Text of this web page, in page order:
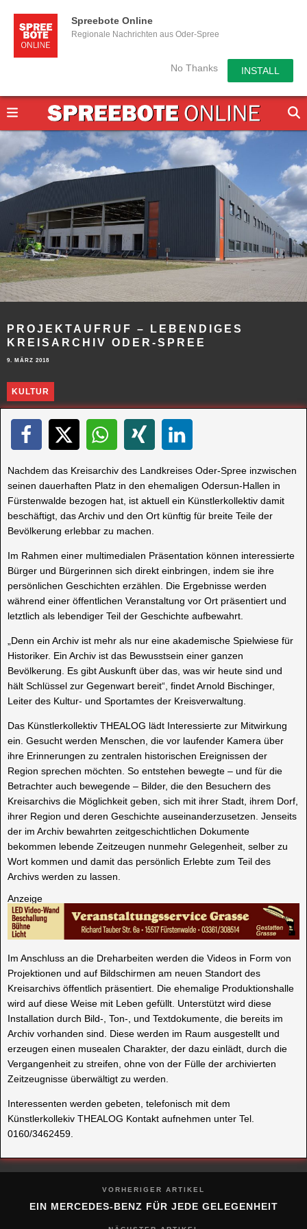
Spreebote Online
Regionale Nachrichten aus Oder-Spree
No Thanks INSTALL
PROJEKTAUFRUF – LEBENDIGES
KREISARCHIV ODER-SPREE
9. MÄRZ 2018
KULTUR
Nachdem das Kreisarchiv des Landkreises Oder-Spree inzwischen
seinen dauerhaften Platz in den ehemaligen Odersun-Hallen in
Fürstenwalde bezogen hat, ist aktuell ein Künstlerkollektiv damit
beschäftigt, das Archiv und den Ort künftig für breite Teile der
Bevölkerung erlebbar zu machen.
Im Rahmen einer multimedialen Präsentation können interessierte
Bürger und Bürgerinnen sich direkt einbringen, indem sie ihre
persönlichen Geschichten erzählen. Die Ergebnisse werden
während einer öffentlichen Veranstaltung vor Ort präsentiert und
letztlich als lebendiger Teil der Geschichte aufbewahrt.
„Denn ein Archiv ist mehr als nur eine akademische Spielwiese für
Historiker. Ein Archiv ist das Bewusstsein einer ganzen
Bevölkerung. Es gibt Auskunft über das, was wir heute sind und
hält Schlüssel zur Gegenwart bereit“, findet Arnold Bischinger,
Leiter des Kultur- und Sportamtes der Kreisverwaltung.
Das Künstlerkollektiv THEALOG lädt Interessierte zur Mitwirkung
ein. Gesucht werden Menschen, die vor laufender Kamera über
ihre Erinnerungen zu zentralen historischen Ereignissen der
Region sprechen möchten. So entstehen bewegte – und für die
Betrachter auch bewegende – Bilder, die den Besuchern des
Kreisarchivs die Möglichkeit geben, sich mit ihrer Stadt, ihrem Dorf,
ihrer Region und deren Geschichte auseinanderzusetzen. Jenseits
der im Archiv bewahrten zeitgeschichtlichen Dokumente
bekommen lebende Zeitzeugen nunmehr Gelegenheit, selber zu
Wort kommen und damit das persönlich Erlebte zum Teil des
Archivs werden zu lassen.
Anzeige
Im Anschluss an die Dreharbeiten werden die Videos in Form von
Projektionen und auf Bildschirmen am neuen Standort des
Kreisarchivs öffentlich präsentiert. Die ehemalige Produktionshalle
wird auf diese Weise mit Leben gefüllt. Unterstützt wird diese
Installation durch Bild-, Ton-, und Textdokumente, die bereits im
Archiv vorhanden sind. Diese werden im Raum ausgestellt und
erzeugen einen musealen Charakter, der dazu einlädt, durch die
Vergangenheit zu streifen, ohne von der Fülle der archivierten
Zeitzeugnisse überwältigt zu werden.
Interessenten werden gebeten, telefonisch mit dem
Künstlerkollekiv THEALOG Kontakt aufnehmen unter Tel.
0160/3462459.
VORHERIGER ARTIKEL
EIN MERCEDES-BENZ FÜR JEDE GELEGENHEIT